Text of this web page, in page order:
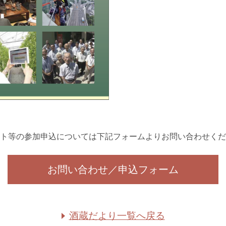
等の参加申込については下記フォームよりお問い合わせく
お問い合わせ／申込フォーム
酒蔵だより一覧へ戻る